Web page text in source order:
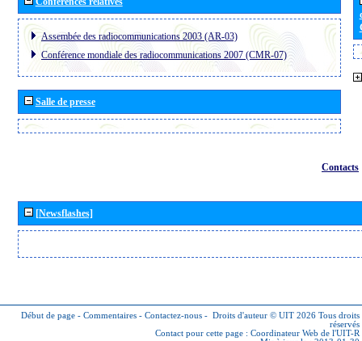
Assembée des radiocommunications 2003 (AR-03)
Conférence mondiale des radiocommunications 2007 (CMR-07)
Salle de presse
Contacts
[Newsflashes]
Début de page - Commentaires - Contactez-nous - Droits d'auteur © UIT 2026 Tous droits
réservés
Contact pour cette page : Coordinateur Web de l'UIT-R